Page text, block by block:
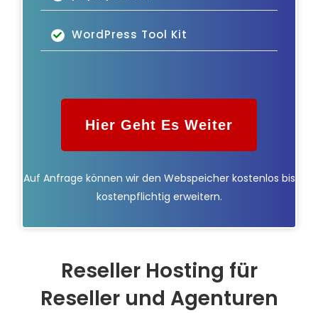
WordPress Tool Kit
Hier Geht Es Weiter
Auf Anfrage können wir den Webspeicher kostenlos bis
kostenpflichtig erweitern.
Reseller Hosting für
Reseller und Agenturen